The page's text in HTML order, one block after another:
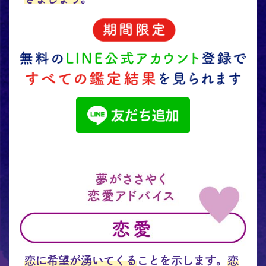
恋に希望が湧いてくることを示します。 恋